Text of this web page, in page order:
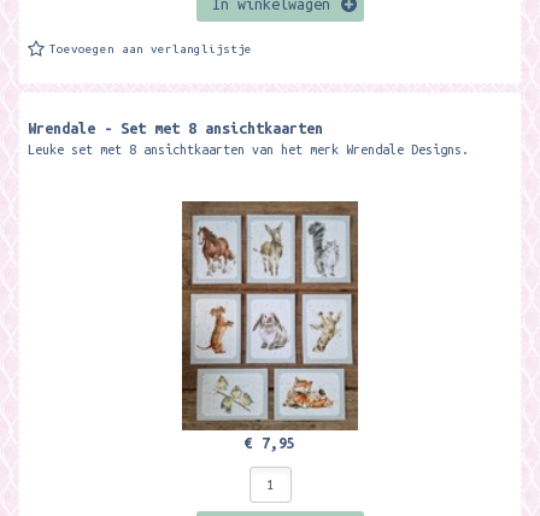
In winkelwagen
Toevoegen aan verlanglijstje
Wrendale - Set met 8 ansichtkaarten
Leuke set met 8 ansichtkaarten van het merk Wrendale Designs.
€ 7,95